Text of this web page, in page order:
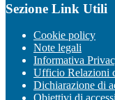
Sezione Link Utili
Cookie policy
Note legali
Informativa
Ufficio Relazioni
Dichiarazione di